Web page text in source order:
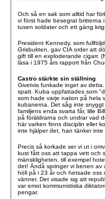
Och så en sak som alltid har
vi först hade besegrat britterna
tusen soldater och ett gäng
President Kennedy, som
Grisbukten, gav CIA order att
gift till en exploderande cigarr.
läsa i 1975 års rapport från
Castro stärkte sin ställning
Givetvis funkade inget av
spatt. Kuba uppfattades som
som hade varje nation på hela
kubanerna. Det såg inte
familjens enda svarta får, lille
på föräldrarna och undrar vad
här varken finns disciplin eller
inte hjälper det, han tänker inte
Precis så korkade ser vi ut i
kust fått oss att tappa vett och
mänskligheten, till exempel
det! Ändå springer vi benen av
höll på i 23 år och hetsade oss
vänner. Det visade sig att
var emot kommunistiska
pengar.